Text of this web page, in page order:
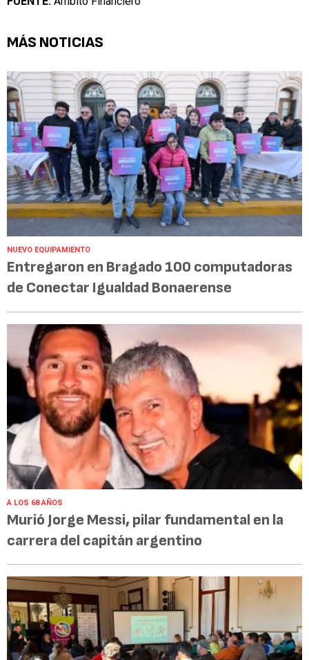
MÁS NOTICIAS
NUEVO EQUIPAMIENTO
Entregaron en Bragado 100 computadoras
de Conectar Igualdad Bonaerense
A LOS 68 AÑOS
Murió Jorge Messi, pilar fundamental en la
carrera del capitán argentino